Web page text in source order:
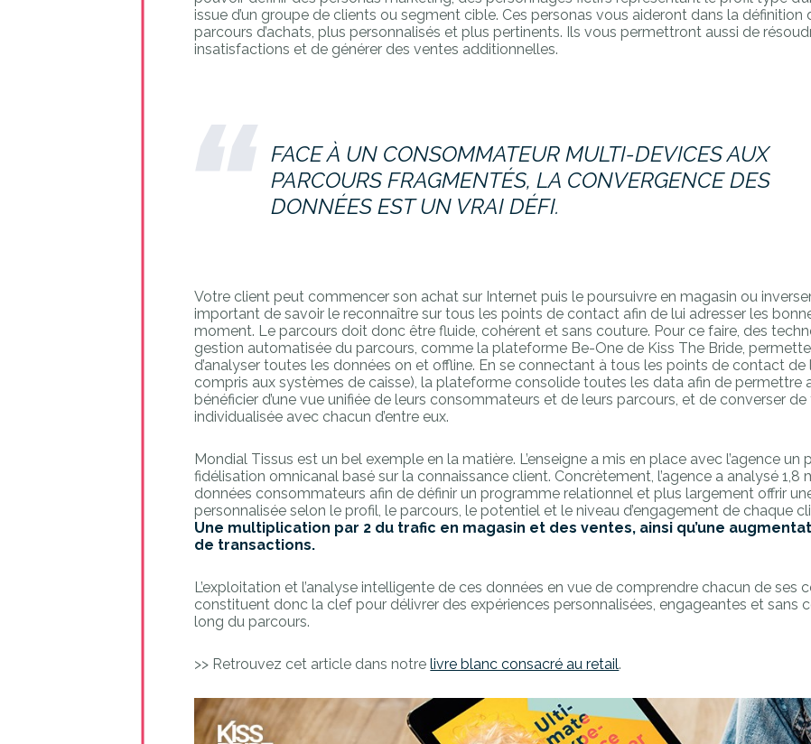
issue d’un groupe de clients ou segment cible. Ces personas vous aideront dans la définition
parcours d’achats, plus personnalisés et plus pertinents. Ils vous permettront aussi de
insatisfactions et de générer des ventes additionnelles.
FACE À UN CONSOMMATEUR MULTI-DEVICES AUX
PARCOURS FRAGMENTÉS, LA CONVERGENCE DES
DONNÉES EST UN VRAI DÉFI.
Votre client peut commencer son achat sur Internet puis le poursuivre en magasin ou
important de savoir le reconnaître sur tous les points de contact afin de lui adresser les
moment. Le parcours doit donc être fluide, cohérent et sans couture. Pour ce faire, des
gestion automatisée du parcours, comme la plateforme Be-One de Kiss The Bride,
d’analyser toutes les données on et offline. En se connectant à tous les points de contact de
compris aux systèmes de caisse), la plateforme consolide toutes les data afin de permettre
bénéficier d’une vue unifiée de leurs consommateurs et de leurs parcours, et de converser
individualisée avec chacun d’entre eux.
Mondial Tissus est un bel exemple en la matière. L’enseigne a mis en place avec l’agence un
fidélisation omnicanal basé sur la connaissance client. Concrètement, l’agence a analysé 1,8
données consommateurs afin de définir un programme relationnel et plus largement offrir
personnalisée selon le profil, le parcours, le potentiel et le niveau d’engagement de chaque
Une multiplication par 2 du trafic en magasin et des ventes, ainsi qu’une
de transactions.
L’exploitation et l’analyse intelligente de ces données en vue de comprendre chacun de ses
constituent donc la clef pour délivrer des expériences personnalisées, engageantes et sans
long du parcours.
>> Retrouvez cet article dans notrelivre blanc consacré au retail.